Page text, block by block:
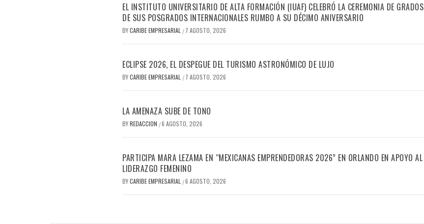
EL INSTITUTO UNIVERSITARIO DE ALTA FORMACIÓN (IUAF) CELEBRÓ LA CEREMONIA DE GRADOS
DE SUS POSGRADOS INTERNACIONALES RUMBO A SU DÉCIMO ANIVERSARIO
BYCARIBE EMPRESARIAL / 7 AGOSTO, 2026
ECLIPSE 2026, EL DESPEGUE DEL TURISMO ASTRONÓMICO DE LUJO
BYCARIBE EMPRESARIAL / 7 AGOSTO, 2026
LA AMENAZA SUBE DE TONO
BYREDACCION /6 AGOSTO, 2026
PARTICIPA MARA LEZAMA EN “MEXICANAS EMPRENDEDORAS 2026” EN ORLANDO EN APOYO AL
LIDERAZGO FEMENINO
BYCARIBE EMPRESARIAL /6 AGOSTO, 2026